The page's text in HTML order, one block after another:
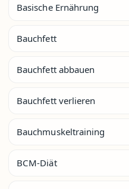
Basische Ernährung
Bauchfett
Bauchfett abbauen
Bauchfett verlieren
Bauchmuskeltraining
BCM-Diät